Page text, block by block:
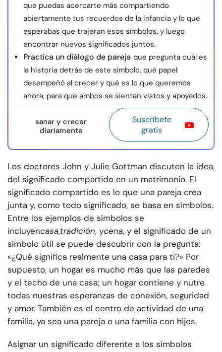
que puedas acercarte más compartiendo
abiertamente tus recuerdos de la infancia y lo que
esperabas que trajeran esos símbolos, y luego
encontrar nuevos significados juntos.
Practica un diálogo de pareja que pregunta cuál es
la historia detrás de este símbolo, qué papel
desempeñó al crecer y qué es lo que queremos
ahora, para que ambos se sientan vistos y apoyados.
sanar y crecer
diariamente
Suscríbete
gratis
Los doctores John y Julie Gottman discuten la idea
del significado compartido en un matrimonio. El
significado compartido es lo que una pareja crea
junta y, como todo significado, se basa en símbolos.
Entre los ejemplos de símbolos se
incluyencasa,tradición, ycena, y el significado de un
símbolo útil se puede descubrir con la pregunta:
«¿Qué significa realmente una casa para ti?» Por
supuesto, un hogar es mucho más que las paredes
y el techo de una casa; un hogar contiene y nutre
todas nuestras esperanzas de conexión, seguridad
y amor. También es el centro de actividad de una
familia, ya sea una pareja o una familia con hijos.
Asignar un significado diferente a los símbolos